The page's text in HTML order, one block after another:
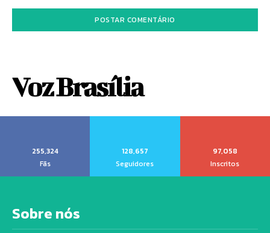
Voz Brasília
255,324
Fãs
128,657
Seguidores
97,058
Inscritos
Sobre nós